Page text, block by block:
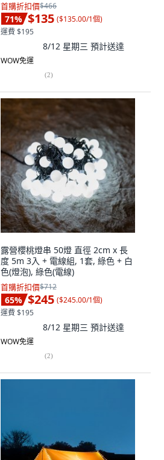
首購折扣價$466
71% $135 ($135.00/1個)
運費 $195
8/12 星期三 預計送達
WOW免運
(2)
露營櫻桃燈串 50燈 直徑 2cm x 長
度 5m 3入 + 電線組, 1套, 綠色 + 白
色(燈泡), 綠色(電線)
首購折扣價$712
65% $245 ($245.00/1個)
運費 $195
8/12 星期三 預計送達
WOW免運
(2)